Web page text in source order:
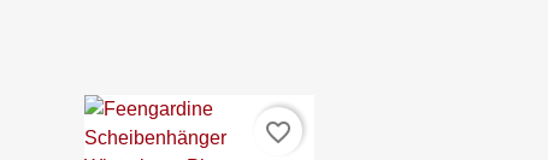
favorite_border